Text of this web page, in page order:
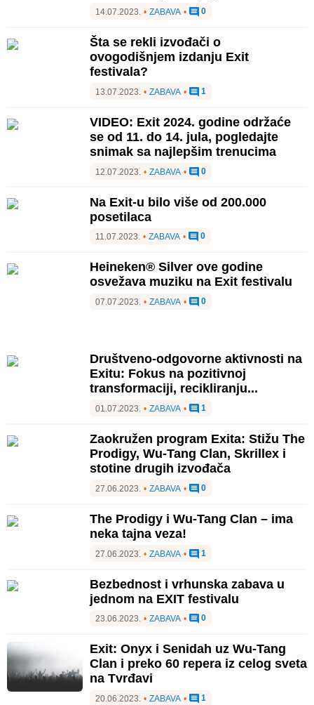
14.07.2023. • ZABAVA • 0
Šta se rekli izvođači o
ovogodišnjem izdanju Exit
festivala?
13.07.2023. • ZABAVA • 1
VIDEO: Exit 2024. godine održaće
se od 11. do 14. jula, pogledajte
snimak sa najlepšim trenucima
12.07.2023. • ZABAVA • 0
Na Exit-u bilo više od 200.000
posetilaca
11.07.2023. • ZABAVA • 0
Heineken® Silver ove godine
osvežava muziku na Exit festivalu
07.07.2023. • ZABAVA • 0
Društveno-odgovorne aktivnosti na
Exitu: Fokus na pozitivnoj
transformaciji, recikliranju...
01.07.2023. • ZABAVA • 1
Zaokružen program Exita: Stižu The
Prodigy, Wu-Tang Clan, Skrillex i
stotine drugih izvođača
27.06.2023. • ZABAVA • 0
The Prodigy i Wu-Tang Clan – ima
neka tajna veza!
27.06.2023. • ZABAVA • 1
Bezbednost i vrhunska zabava u
jednom na EXIT festivalu
23.06.2023. • ZABAVA • 0
Exit: Onyx i Senidah uz Wu-Tang
Clan i preko 60 repera iz celog sveta
na Tvrđavi
20.06.2023. • ZABAVA • 1